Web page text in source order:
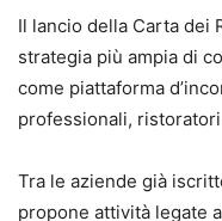
Il lancio della Carta dei
strategia più ampia di
come piattaforma
professionali,
Tra le aziende già
propone attività legate